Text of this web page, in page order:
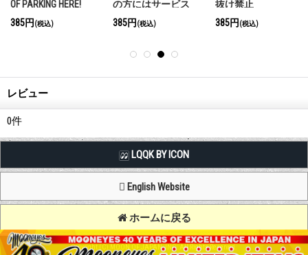
OF PARKING HERE!
385円 (税込)
の方にはサービス
385円 (税込)
抜け禁止
385円 (税込)
レビュー
0件
LQQK BY ICON
English Website
ホームに戻る
Copyright (C) MOON OF JAPAN, INC. All Rights Reserved.